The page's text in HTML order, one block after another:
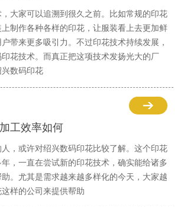
大家可以追溯到很久之前。比如常规的印花
制作各种各样的印花，让服装看上去更加鲜
带来更多吸引力。不过印花技术持续发展，
花技术。而真正把这项技术发扬光大的厂
数码印花
工效率如何
，或许对绍兴数码印花比较了解。这个印花
，一直在尝试新的印花技术，确实能给诸多
。尤其是需求越来越多样化的今天，大家越
样的公司来提供帮助